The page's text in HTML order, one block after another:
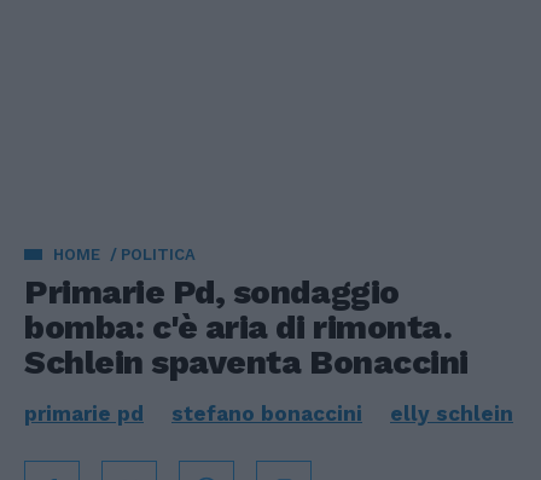
HOME POLITICA
Primarie Pd, sondaggio
bomba: c'è aria di rimonta.
Schlein spaventa Bonaccini
primarie pd stefano bonaccini elly schlein